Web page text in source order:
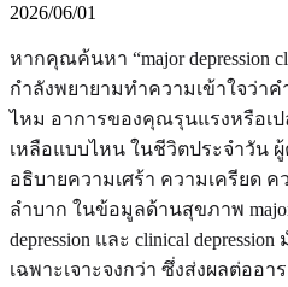
2026/06/01
หากคุณค้นหา “major depression
กำลังพยายามทำความเข้าใจว่า
ไหม อาการของคุณรุนแรงหรือเ
เหลือแบบไหน ในชีวิตประจำวัน ผู้
อธิบายความเศร้า ความเครียด
ลำบาก ในข้อมูลด้านสุขภาพ major
depression และ clinical
เฉพาะเจาะจงกว่า ซึ่งส่งผลต่ออ